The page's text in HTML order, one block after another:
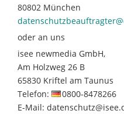
80802 München
datenschutzbeauftragter@
oder an uns
isee newmedia GmbH,
Am Holzweg 26 B
65830 Kriftel am Taunus
Telefon:
0800-8478266
E-Mail: